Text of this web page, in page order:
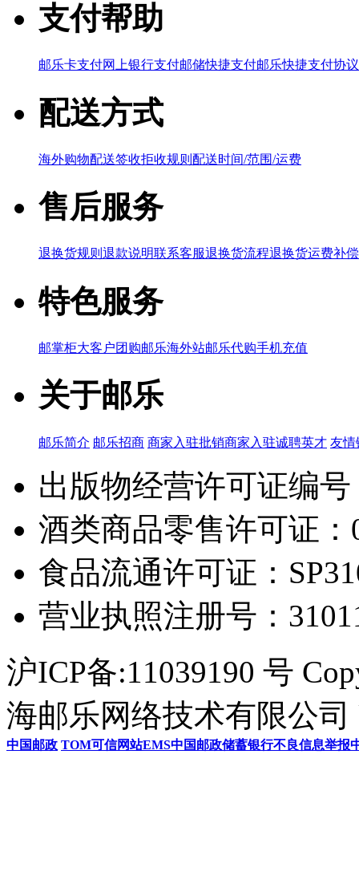
支付帮助
邮乐卡支付网上银行支付邮储快捷支付邮乐快捷支付协议
配送方式
海外购物配送签收拒收规则 配送时间/范围/运费
售后服务
退换货规则 退款说明联系客服退换货流程退换货运费补
特色服务
邮掌柜大客户团购邮乐海外站邮乐代购手机充值
关于邮乐
邮乐简介 邮乐招商 商家入驻批销商家入驻诚聘英才 友情
出版物经营许可证编
酒类商品零售许可证：
食品流通许可证：
营业执照注册号：
沪ICP备:11039190 号
海邮乐网络技术有限公司
中国邮政 TOM可信网站EMS中国邮政储蓄银行不良信息举报